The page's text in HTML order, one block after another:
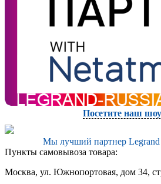
Посетите наш
Мы лучший партнер Legrand
Пункты самовывоза товара:
Москва, ул. Южнопортовая, дом 34,